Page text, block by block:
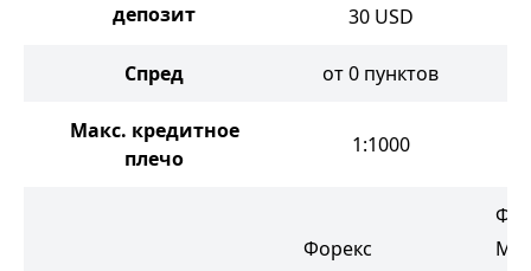
депозит
30 USD
Спред от 0 пунктов
Макс. кредитное
плечо
1:1000
Форекс